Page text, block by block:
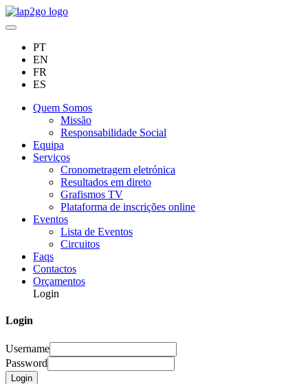
PT
EN
FR
ES
Quem Somos
Missão
Responsabilidade Social
Equipa
Serviços
Cronometragem eletrónica
Resultados em direto
Grafismos TV
Plataforma de inscrições online
Eventos
Lista de Eventos
Circuitos
Faqs
Contactos
Orçamentos
Login
Login
Username
Password
Login